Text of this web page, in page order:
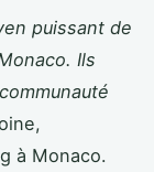
puissant de
Ils
à Monaco.